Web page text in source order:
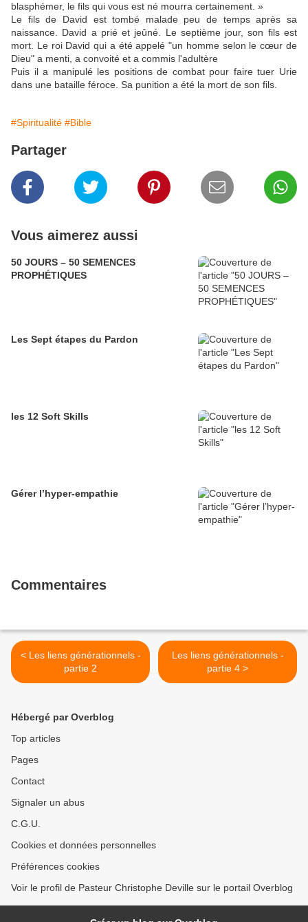
blasphémer, le fils qui vous est né mourra certainement. »
Le fils de David est tombé malade peu de temps après sa
naissance. David a prié et jeûné. Le septième jour, son fils est
mort. Le roi David qui a été appelé "un homme selon le cœur de
Dieu" a menti, a convoité et a commis l'adultère
Puis il a manipulé les positions de combat pour faire tuer Urie
dans une bataille féroce. Sa punition a été la mort de son fils.
#Spiritualité #Bible
Partager
Vous aimerez aussi
50 JOURS – 50 SEMENCES
PROPHÉTIQUES
Les Sept étapes du Pardon
les 12 Soft Skills
Gérer l’hyper-empathie
Commentaires
< Les liens générationnels -
partie 2
Les liens générationnels -
partie 4 >
Hébergé par Overblog
Top articles
Pages
Contact
Signaler un abus
C.G.U.
Cookies et données personnelles
Préférences cookies
Voir le profil de Pasteur Christophe Deville sur le portail Overblog